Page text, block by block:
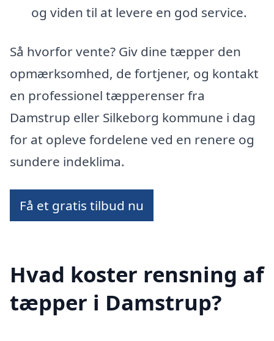
og viden til at levere en god service.
Så hvorfor vente? Giv dine tæpper den
opmærksomhed, de fortjener, og kontakt
en professionel tæpperenser fra
Damstrup eller Silkeborg kommune i dag
for at opleve fordelene ved en renere og
sundere indeklima.
Få et gratis tilbud nu
Hvad koster rensning af
tæpper i Damstrup?